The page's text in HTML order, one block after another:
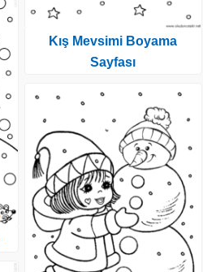
Kış Mevsimi Boyama
Sayfası